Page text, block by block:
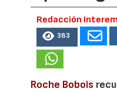
Redacción
383
Roche Bobois